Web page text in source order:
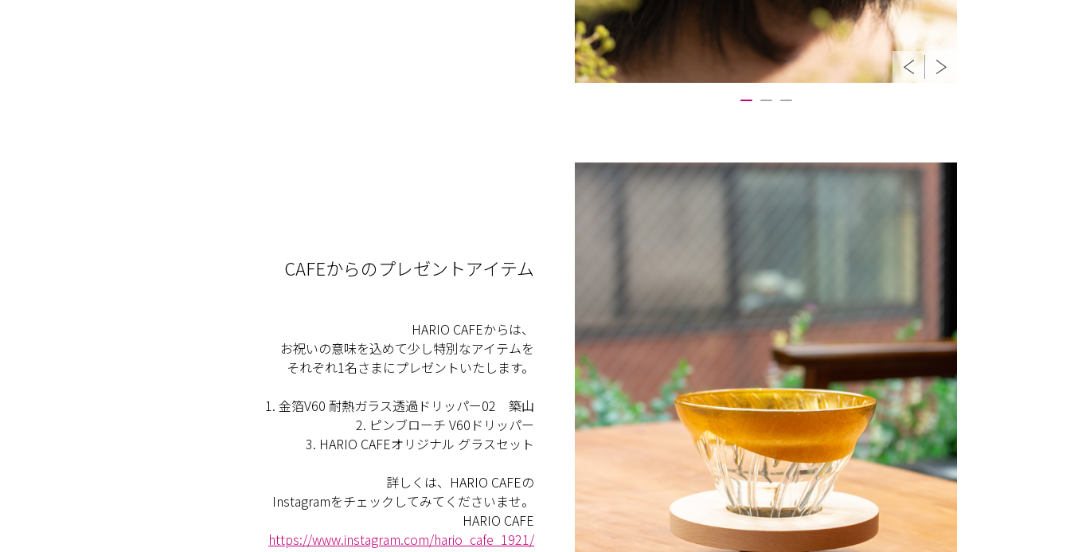
CAFEからのプレゼントアイテム
HARIO CAFEからは、
お祝いの意味を込めて少し特別なアイテムを
それぞれ1名さまにプレゼントいたします。
1. 金箔V60 耐熱ガラス透過ドリッパー02 築山
2. ピンブローチ V60ドリッパー
3. HARIO CAFEオリジナル グラスセット
詳しくは、HARIO CAFEの
Instagramをチェックしてみてくださいませ。
HARIO CAFE
https://www.instagram.com/hario_cafe_1921/